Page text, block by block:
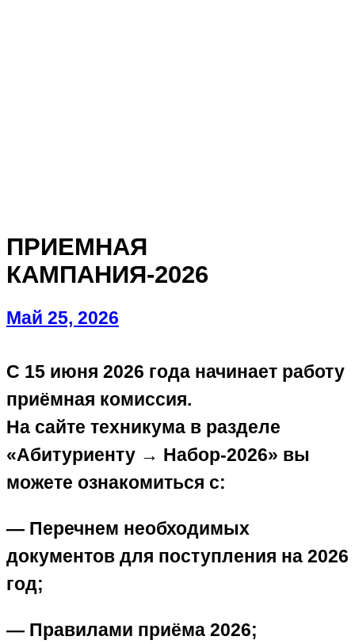
ПРИЕМНАЯ
КАМПАНИЯ‑2026
Май 25, 2026
С 15 июня 2026 года начинает работу
приёмная комиссия.
На сайте техникума в разделе
«Абитуриенту → Набор‑2026» вы
можете ознакомиться с:
— Перечнем необходимых
документов для поступления на 2026
год;
— Правилами приёма 2026;